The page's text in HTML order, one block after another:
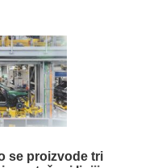
se proizvode tri